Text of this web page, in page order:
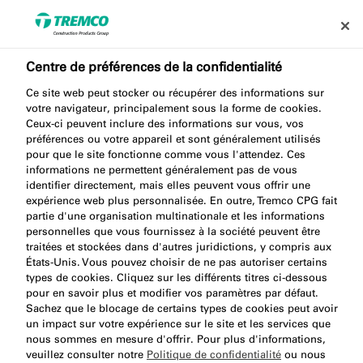
AA230 FOAM GUN
STANDARD
Pistolet à mousse Standard
Environ Vidéo
Centre de préférences de la confidentialité
Ce site web peut stocker ou récupérer des informations sur
votre navigateur, principalement sous la forme de cookies.
Ceux-ci peuvent inclure des informations sur vous, vos
préférences ou votre appareil et sont généralement utilisés
pour que le site fonctionne comme vous l'attendez. Ces
informations ne permettent généralement pas de vous
identifier directement, mais elles peuvent vous offrir une
expérience web plus personnalisée. En outre, Tremco CPG fait
partie d'une organisation multinationale et les informations
personnelles que vous fournissez à la société peuvent être
traitées et stockées dans d'autres juridictions, y compris aux
États-Unis. Vous pouvez choisir de ne pas autoriser certains
types de cookies. Cliquez sur les différents titres ci-dessous
pour en savoir plus et modifier vos paramètres par défaut.
Sachez que le blocage de certains types de cookies peut avoir
un impact sur votre expérience sur le site et les services que
nous sommes en mesure d'offrir. Pour plus d'informations,
veuillez consulter notre Politique de confidentialité ou nous